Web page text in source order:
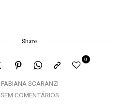
Share
FABIANA SCARANZI
0
SEM COMENTÁRIOS